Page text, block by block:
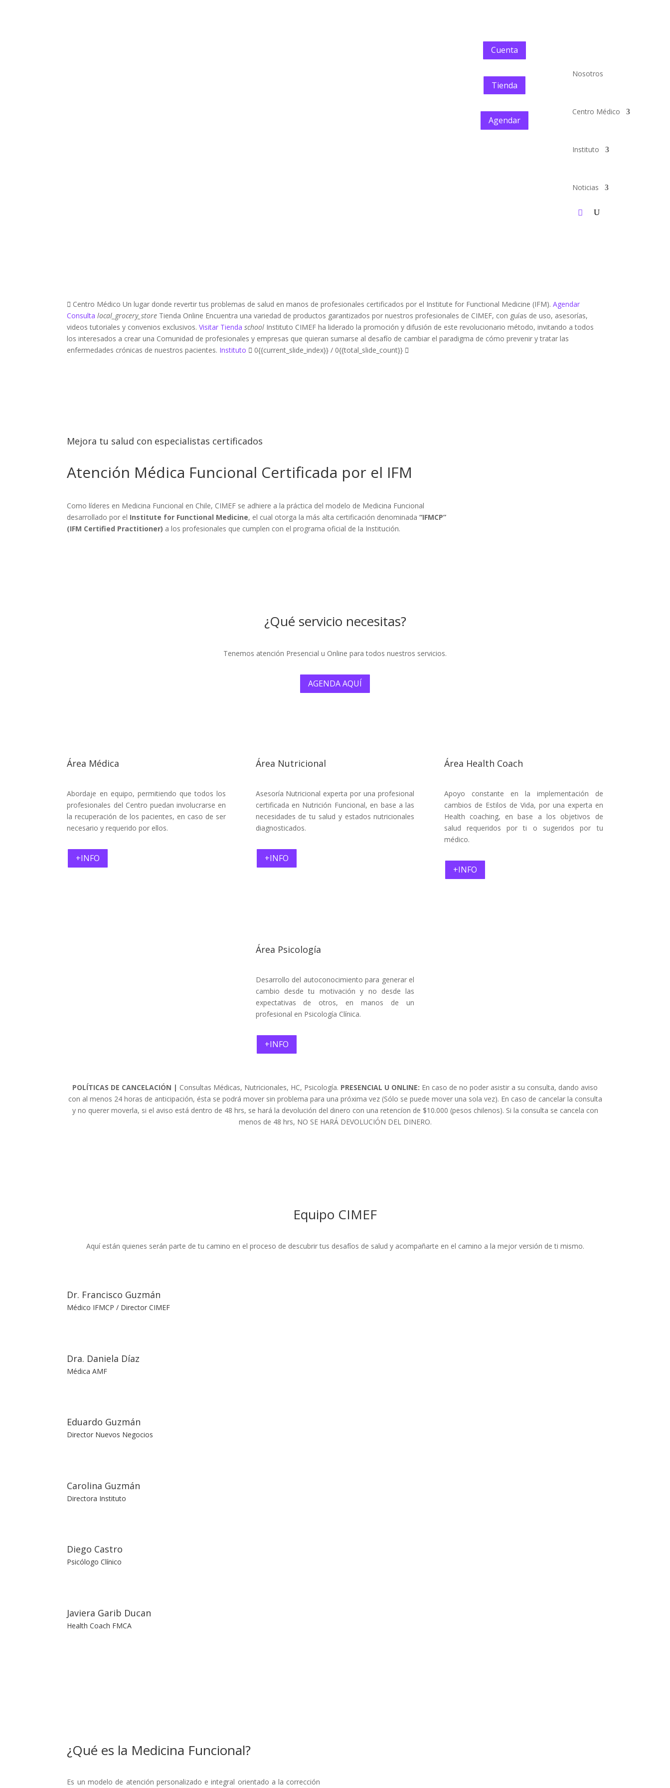
Nosotros
Centro Médico
Instituto
Noticias
Cuenta
Tienda
Agendar
Centro Médico Un lugar donde revertir tus problemas de salud en manos de profesionales certificados por el Institute for Functional Medicine (IFM). Agendar
Consulta local_grocery_store Tienda Online Encuentra una variedad de productos garantizados por nuestros profesionales de CIMEF, con guías de uso, asesorías,
videos tutoriales y convenios exclusivos. Visitar Tienda school Instituto CIMEF ha liderado la promoción y difusión de este revolucionario método, invitando a todos
los interesados a crear una Comunidad de profesionales y empresas que quieran sumarse al desafío de cambiar el paradigma de cómo prevenir y tratar las
enfermedades crónicas de nuestros pacientes. Instituto 0{{current_slide_index}} / 0{{total_slide_count}}
Mejora tu salud con especialistas certificados
Atención Médica Funcional Certificada por el IFM
Como líderes en Medicina Funcional en Chile, CIMEF se adhiere a la práctica del modelo de Medicina Funcional
desarrollado por el Institute for Functional Medicine, el cual otorga la más alta certificación denominada“IFMCP”
(IFM Certified Practitioner) a los profesionales que cumplen con el programa oficial de la Institución.
¿Qué servicio necesitas?
Tenemos atención Presencial u Online para todos nuestros servicios.
AGENDA AQUÍ
Área Médica
Abordaje en equipo, permitiendo que todos los
profesionales del Centro puedan involucrarse en
la recuperación de los pacientes, en caso de ser
necesario y requerido por ellos.
+INFO
Área Nutricional
Asesoría Nutricional experta por una profesional
certificada en Nutrición Funcional, en base a las
necesidades de tu salud y estados nutricionales
diagnosticados.
+INFO
Área Health Coach
Apoyo constante en la implementación de
cambios de Estilos de Vida, por una experta en
Health coaching, en base a los objetivos de
salud requeridos por ti o sugeridos por tu
médico.
+INFO
Área Psicología
Desarrollo del autoconocimiento para generar el
cambio desde tu motivación y no desde las
expectativas de otros, en manos de un
profesional en Psicología Clínica.
+INFO
POLÍTICAS DE CANCELACIÓN | Consultas Médicas, Nutricionales, HC, Psicología. PRESENCIAL U ONLINE: En caso de no poder asistir a su consulta, dando aviso
con al menos 24 horas de anticipación, ésta se podrá mover sin problema para una próxima vez (Sólo se puede mover una sola vez). En caso de cancelar la consulta
y no querer moverla, si el aviso está dentro de 48 hrs, se hará la devolución del dinero con una retencíon de $10.000 (pesos chilenos). Si la consulta se cancela con
menos de 48 hrs, NO SE HARÁ DEVOLUCIÓN DEL DINERO.
Equipo CIMEF
Aquí están quienes serán parte de tu camino en el proceso de descubrir tus desafíos de salud y acompañarte en el camino a la mejor versión de ti mismo.
Dr. Francisco Guzmán
Médico IFMCP / Director CIMEF
Dra. Daniela Díaz
Médica AMF
Eduardo Guzmán
Director Nuevos Negocios
Carolina Guzmán
Directora Instituto
Diego Castro
Psicólogo Clínico
Javiera Garib Ducan
Health Coach FMCA
¿Qué es la Medicina Funcional?
Es un modelo de atención personalizado e integral orientado a la corrección